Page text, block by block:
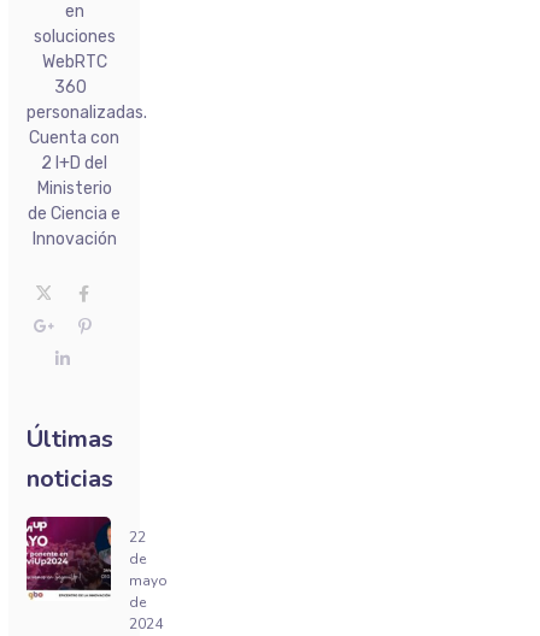
en
soluciones
WebRTC
360
personalizadas.
Cuenta con
2 I+D del
Ministerio
de Ciencia e
Innovación
Últimas
noticias
22
de
mayo
de
2024